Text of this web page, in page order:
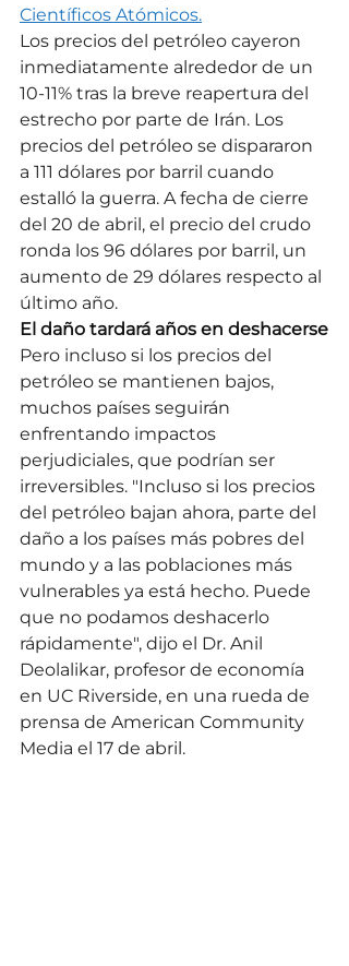
Científicos Atómicos.
Los precios del petróleo cayeron
inmediatamente alrededor de un
10-11% tras la breve reapertura del
estrecho por parte de Irán. Los
precios del petróleo se dispararon
a 111 dólares por barril cuando
estalló la guerra. A fecha de cierre
del 20 de abril, el precio del crudo
ronda los 96 dólares por barril, un
aumento de 29 dólares respecto al
último año.
El daño tardará años en deshacerse
Pero incluso si los precios del
petróleo se mantienen bajos,
muchos países seguirán
enfrentando impactos
perjudiciales, que podrían ser
irreversibles. "Incluso si los precios
del petróleo bajan ahora, parte del
daño a los países más pobres del
mundo y a las poblaciones más
vulnerables ya está hecho. Puede
que no podamos deshacerlo
rápidamente", dijo el Dr. Anil
Deolalikar, profesor de economía
en UC Riverside, en una rueda de
prensa de American Community
Media el 17 de abril.